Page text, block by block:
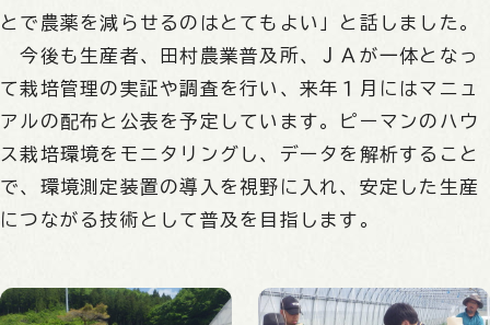
とで農薬を減らせるのはとてもよい」と話しました。
今後も生産者、田村農業普及所、ＪＡが一体となっ
て栽培管理の実証や調査を行い、来年１月にはマニュ
アルの配布と公表を予定しています。ピーマンのハウ
ス栽培環境をモニタリングし、データを解析すること
で、環境測定装置の導入を視野に入れ、安定した生産
につながる技術として普及を目指します。